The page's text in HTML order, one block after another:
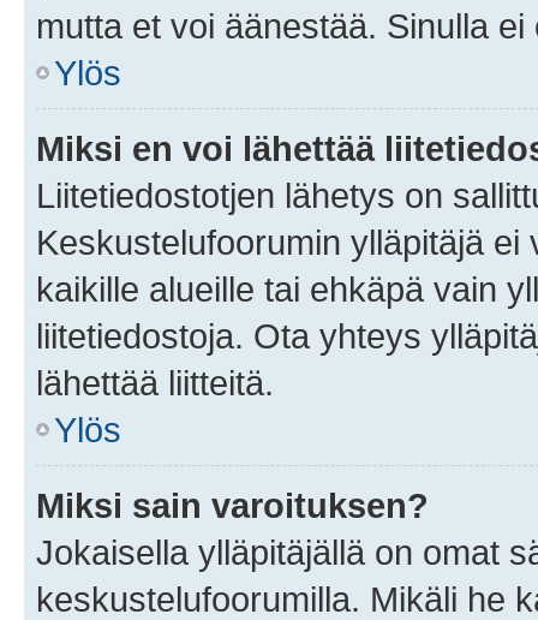
mutta et voi äänestää. Sinulla
Ylös
Miksi en voi lähettää
Liitetiedostotjen lähetys on
Keskustelufoorumin ylläpitäjä
kaikille alueille tai ehkäpä vain
liitetiedostoja. Ota yhteys
lähettää liitteitä.
Ylös
Miksi sain varoituksen?
Jokaisella ylläpitäjällä on omat
keskustelufoorumilla. Mikäli he